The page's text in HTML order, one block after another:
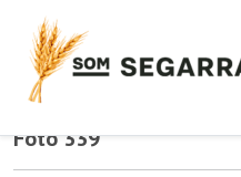
Foto 339